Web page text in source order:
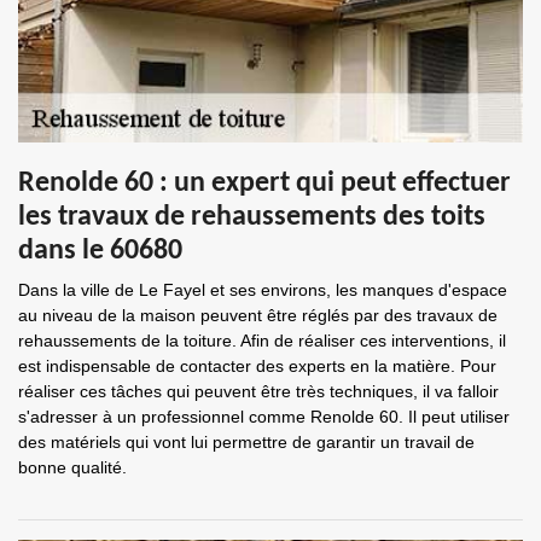
Renolde 60 : un expert qui peut effectuer
les travaux de rehaussements des toits
dans le 60680
Dans la ville de Le Fayel et ses environs, les manques d'espace
au niveau de la maison peuvent être réglés par des travaux de
rehaussements de la toiture. Afin de réaliser ces interventions, il
est indispensable de contacter des experts en la matière. Pour
réaliser ces tâches qui peuvent être très techniques, il va falloir
s'adresser à un professionnel comme Renolde 60. Il peut utiliser
des matériels qui vont lui permettre de garantir un travail de
bonne qualité.